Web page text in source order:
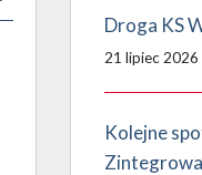
Droga KS
21 lipiec 2026
Kolejne